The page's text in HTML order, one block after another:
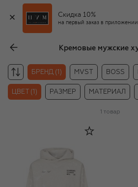
Скидка 10%
на первый заказ в приложении
БРЕНД (1) MVST BOSS
ЦВЕТ (1) РАЗМЕР МАТЕРИАЛ
1 товар